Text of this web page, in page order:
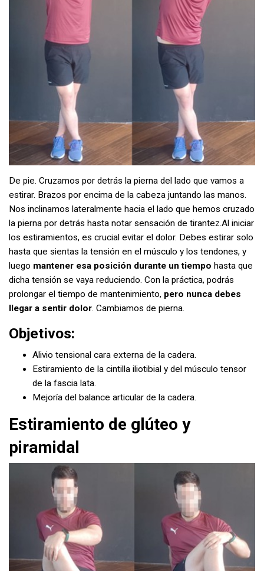
De pie. Cruzamos por detrás la pierna del lado que vamos a
estirar. Brazos por encima de la cabeza juntando las manos.
Nos inclinamos lateralmente hacia el lado que hemos cruzado
la pierna por detrás hasta notar sensación de tirantez.Al iniciar
los estiramientos, es crucial evitar el dolor. Debes estirar solo
hasta que sientas la tensión en el músculo y los tendones, y
luego mantener esa posición durante un tiempo hasta que
dicha tensión se vaya reduciendo. Con la práctica, podrás
prolongar el tiempo de mantenimiento, pero nunca debes
llegar a sentir dolor. Cambiamos de pierna.
Objetivos:
Alivio tensional cara externa de la cadera.
Estiramiento de la cintilla iliotibial y del músculo tensor
de la fascia lata.
Mejoría del balance articular de la cadera.
Estiramiento de glúteo y
piramidal